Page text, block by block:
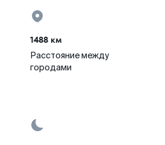
1488 км
Расстояние между
городами